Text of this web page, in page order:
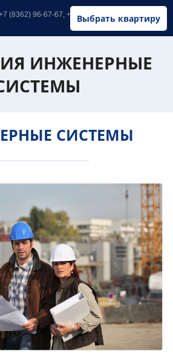
Выбрать квартиру
(8362) 96-67-67, +7 (902) 326-67-67
ИНЖЕНЕРНЫЕ
СИСТЕМЫ